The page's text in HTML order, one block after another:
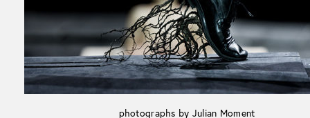
photographs by Julian Moment